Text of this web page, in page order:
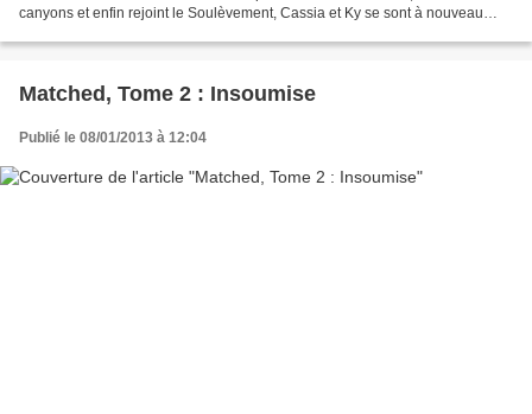
canyons et enfin rejoint le Soulèvement, Cassia et Ky se sont à nouveau
Matched, Tome 2 : Insoumise
Publié le 08/01/2013 à 12:04